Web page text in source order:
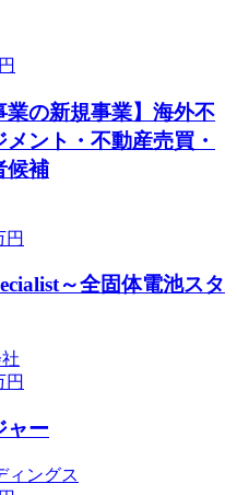
業の新規事業】海外不
ント・不動産売買・
候補
円
～全固体電池スタ
円
ャー
ィングス